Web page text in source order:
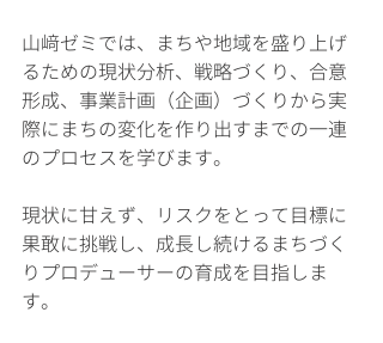
山﨑ゼミでは、まちや地域を盛り上げ
るための現状分析、戦略づくり、合意
形成、事業計画（企画）づくりから実
際にまちの変化を作り出すまでの一連
のプロセスを学びます。
現状に甘えず、リスクをとって目標に
果敢に挑戦し、成長し続けるまちづく
りプロデューサーの育成を目指しま
す。​